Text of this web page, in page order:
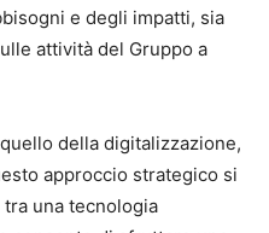
e degli impatti, sia
attività del Gruppo a
della digitalizzazione,
approccio strategico si
una tecnologia